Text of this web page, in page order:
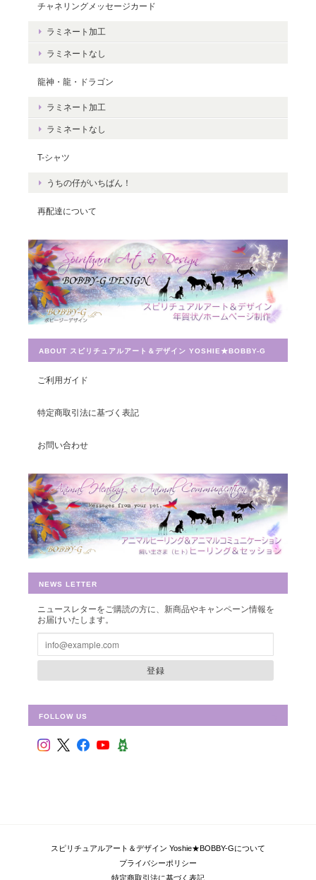
な気持ちになりました。＾＾ 早速お札入れに入れて願いを込めま
しますね。 この度は本当にどうもありがとうございました。
無事にお手元に届き、安心いたしまし
とても迅速に対応していただき感謝しています。 ありがとうござ
いました。
宇宙への願い／エネルギーカードNo.014
この度は素敵なカードを送って頂きありがとうございました。 大
豊かさを受け取る♪豊かさ・豊かさの循環／エネルギーカード
2019/07/26
早速お財布に入れさせて頂きました。 ありがとうございました。
2018/10/08
フラワー・オブ・ライフ 【神聖幾何学エネルギーカード】F-02
2018/09/09
チャネリングメッセージカード
ラミネート加工
ラミネートなし
龍神・龍・ドラゴン
ラミネート加工
ラミネートなし
T-シャツ
うちの仔がいちばん！
再配達について
ABOUT スピリチュアルアート＆デザイン YOSHIE★BOBBY-G
ご利用ガイド
特定商取引法に基づく表記
お問い合わせ
NEWS LETTER
ニュースレターをご購読の方に、新商品やキャンペーン情報を
お届けいたします。
登録
FOLLOW US
スピリチュアルアート＆デザイン Yoshie★BOBBY-Gについて
プライバシーポリシー
特定商取引法に基づく表記